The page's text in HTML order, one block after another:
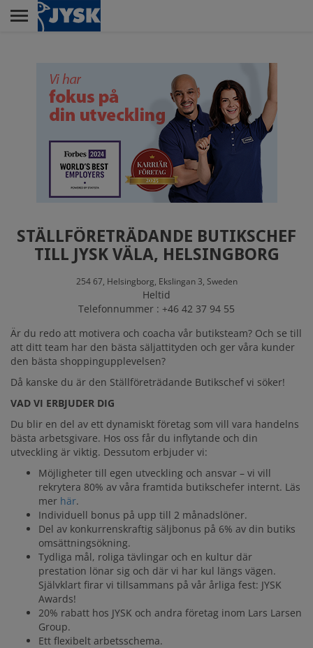
Skip
RETAIL
KUNDSERVICE
HUVUDKONTOR
DISTRIBUTIONSCENTER
ARBETSGIVARE
STÄLLFÖRETRÄDANDE BUTIKSCHEF
TILL JYSK VÄLA, HELSINGBORG
254 67, Helsingborg, Ekslingan 3, Sweden
Heltid
Telefonnummer : +46 42 37 94 55
Är du redo att motivera och coacha vår butiksteam? Och se till
att ditt team har den bästa säljattityden och ger våra kunder
den bästa shoppingupplevelsen?
Då kanske du är den Ställföreträdande Butikschef vi söker!
VAD VI ERBJUDER DIG
Du blir en del av ett dynamiskt företag som vill vara handelns
bästa arbetsgivare. Hos oss får du inflytande och din
utveckling är viktig. Dessutom erbjuder vi:
Möjligheter till egen utveckling och ansvar – vi vill
rekrytera ‎‎80% av våra framtida butikschefer internt. Läs
mer här.
Individuell bonus på upp till 2 månadslöner.
Del av konkurrenskraftig säljbonus på 6% av din butiks
omsättningsökning.
Tydliga mål, roliga tävlingar och en kultur där
prestation lönar sig och där vi har kul längs vägen.
Självklart firar vi tillsammans på vår årliga fest: JYSK
Awards!
‎20% rabatt hos JYSK och andra företag inom Lars Larsen
Group‎.
Ett flexibelt arbetsschema.